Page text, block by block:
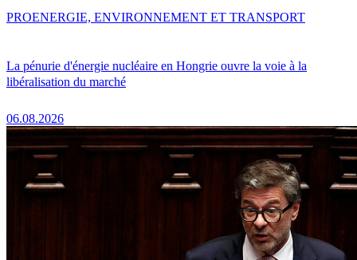
La pénurie d'énergie nucléaire en Hongrie ouvre la voie à la
libéralisation du marché
06.08.2026
PROENERGIE, ENVIRONNEMENT ET TRANSPORT